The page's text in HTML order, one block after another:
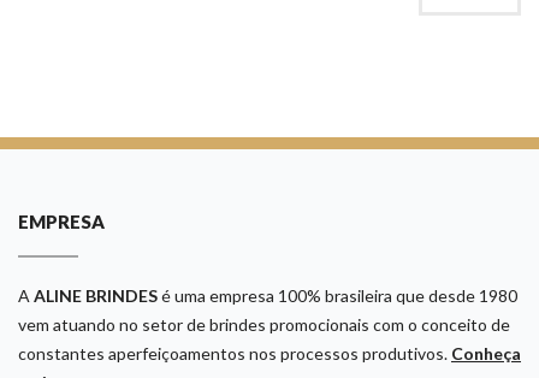
EMPRESA
A ALINE BRINDESé uma empresa 100% brasileira que desde 1980
vem atuando no setor de brindes promocionais com o conceito de
constantes aperfeiçoamentos nos processos produtivos. Conheça